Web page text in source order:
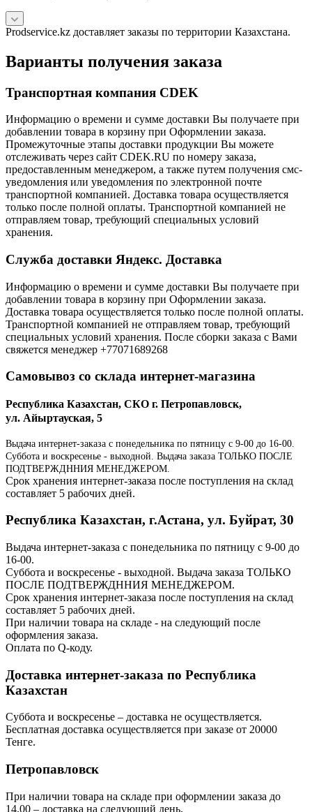
Prodservice.kz доставляет заказы по территории Казахстана.
Варианты получения заказа
Транспортная компания CDEK
Информацию о времени и сумме доставки Вы получаете при
добавлении товара в корзину при Оформлении заказа.
Промежуточные этапы доставки продукции Вы можете
отслеживать через сайт CDEK.RU по номеру заказа,
предоставленным менеджером, а также путем получения смс-
уведомления или уведомления по электронной почте
транспортной компанией. Доставка товара осуществляется
только после полной оплаты. Транспортной компанией не
отправляем товар, требующий специальных условий
хранения.
Служба доставки Яндекс. Доставка
Информацию о времени и сумме доставки Вы получаете при
добавлении товара в корзину при Оформлении заказа.
Доставка товара осуществляется только после полной оплаты.
Транспортной компанией не отправляем товар, требующий
специальных условий хранения. После сборки заказа с Вами
свяжется менеджер +77071689268
Самовывоз со склада интернет-магазина
Республика Казахстан, СКО г. Петропавловск,
ул. Айыртауская, 5
Выдача интернет-заказа с понедельника по пятницу с 9-00 до 16-00.
Суббота и воскресенье - выходной. Выдача заказа ТОЛЬКО ПОСЛЕ
ПОДТВЕРЖДННИЯ МЕНЕДЖЕРОМ.
Срок хранения интернет-заказа после поступления на склад
составляет 5 рабочих дней.
Республика Казахстан, г.Астана, ул. Буйрат, 30
Выдача интернет-заказа с понедельника по пятницу с 9-00 до
16-00.
Суббота и воскресенье - выходной. Выдача заказа ТОЛЬКО
ПОСЛЕ ПОДТВЕРЖДННИЯ МЕНЕДЖЕРОМ.
Срок хранения интернет-заказа после поступления на склад
составляет 5 рабочих дней.
При наличии товара на складе - на следующий после
оформления заказа.
Оплата по Q-коду.
Доставка интернет-заказа по Республика
Казахстан
Суббота и воскресенье – доставка не осуществляется.
Бесплатная доставка осуществляется при заказе от 20000
Тенге.
Петропавловск
При наличии товара на складе при оформлении заказа до
14.00 – доставка на следующий день.